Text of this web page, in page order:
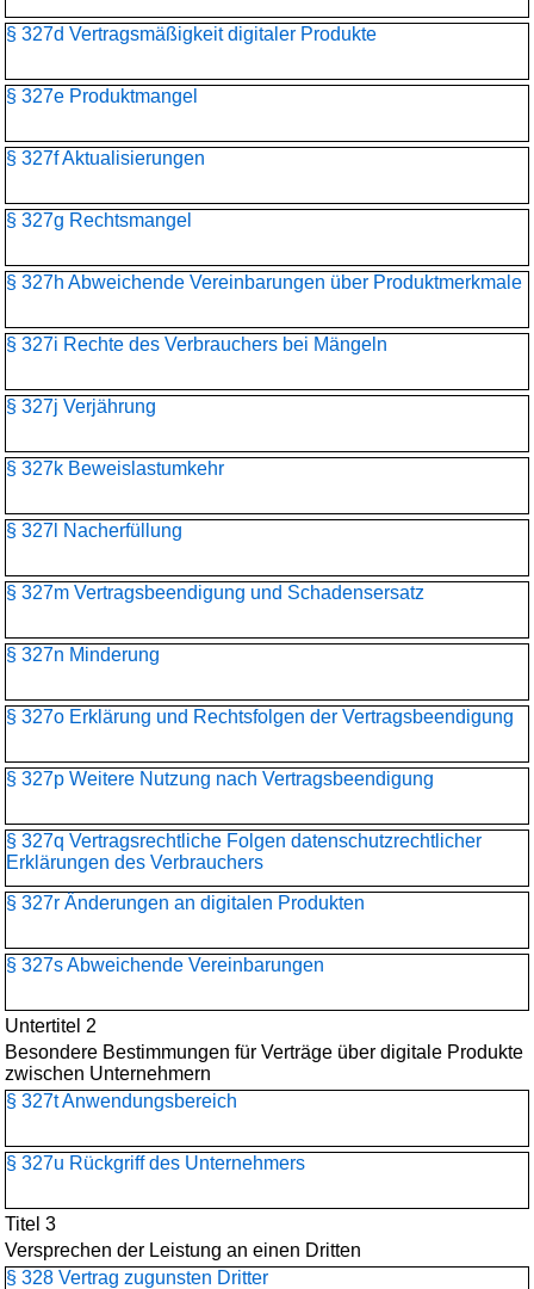
§ 327d Vertragsmäßigkeit digitaler Produkte
§ 327e Produktmangel
§ 327f Aktualisierungen
§ 327g Rechtsmangel
§ 327h Abweichende Vereinbarungen über Produktmerkmale
§ 327i Rechte des Verbrauchers bei Mängeln
§ 327j Verjährung
§ 327k Beweislastumkehr
§ 327l Nacherfüllung
§ 327m Vertragsbeendigung und Schadensersatz
§ 327n Minderung
§ 327o Erklärung und Rechtsfolgen der Vertragsbeendigung
§ 327p Weitere Nutzung nach Vertragsbeendigung
§ 327q Vertragsrechtliche Folgen datenschutzrechtlicher
Erklärungen des Verbrauchers
§ 327r Änderungen an digitalen Produkten
§ 327s Abweichende Vereinbarungen
Untertitel 2
Besondere Bestimmungen für Verträge über digitale Produkte
zwischen Unternehmern
§ 327t Anwendungsbereich
§ 327u Rückgriff des Unternehmers
Titel 3
Versprechen der Leistung an einen Dritten
§ 328 Vertrag zugunsten Dritter